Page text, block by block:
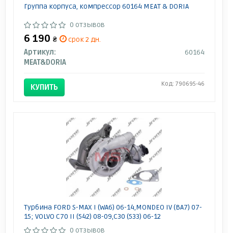
Группа корпуса, компрессор 60164 MEAT & DORIA
0 отзывов
6 190 ₴
срок 2 дн.
Артикул:
60164
MEAT&DORIA
КУПИТЬ Код: 790695-46
Турбина FORD S-MAX I (WA6) 06-14,MONDEO IV (BA7) 07-
15; VOLVO C70 II (542) 08-09,C30 (533) 06-12
0 отзывов